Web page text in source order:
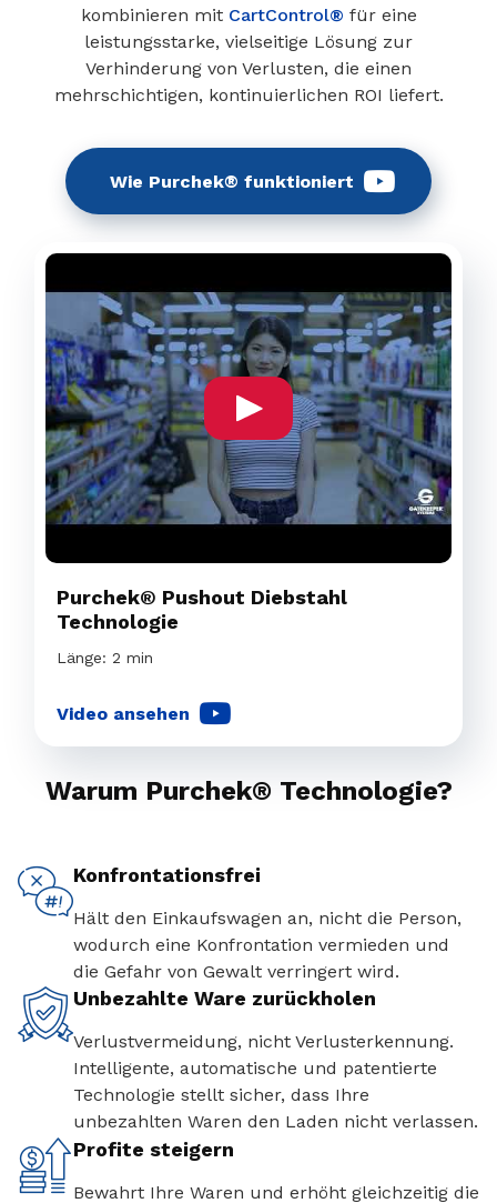
kombinieren mit CartControl® für eine
leistungsstarke, vielseitige Lösung zur
Verhinderung von Verlusten, die einen
mehrschichtigen, kontinuierlichen ROI liefert.
Wie Purchek® funktioniert
Purchek® Pushout Diebstahl
Technologie
Länge: 2 min
Video ansehen
Warum Purchek® Technologie?
Konfrontationsfrei
Hält den Einkaufswagen an, nicht die Person,
wodurch eine Konfrontation vermieden und
die Gefahr von Gewalt verringert wird.
Unbezahlte Ware zurückholen
Verlustvermeidung, nicht Verlusterkennung.
Intelligente, automatische und patentierte
Technologie stellt sicher, dass Ihre
unbezahlten Waren den Laden nicht verlassen.
Profite steigern
Bewahrt Ihre Waren und erhöht gleichzeitig die